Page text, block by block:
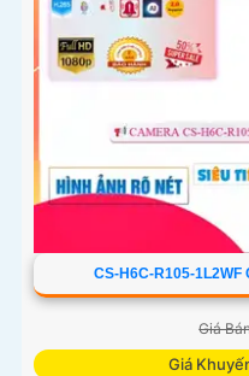
CS-H6C-R105-1L2WF
Giá
Giá